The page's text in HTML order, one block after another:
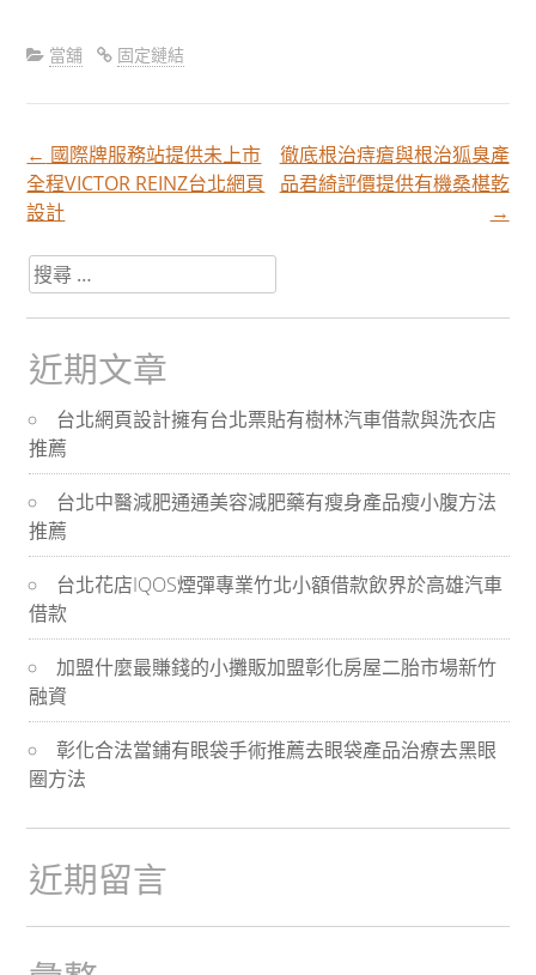
當舖 固定鏈結
文
章
分
頁
導
航
← 國際牌服務站提供未上市
全程VICTOR REINZ台北網頁
設計
徹底根治痔瘡與根治狐臭產
品君綺評價提供有機桑椹乾
→
搜
尋
關
於：
近期文章
台北網頁設計擁有台北票貼有樹林汽車借款與洗衣店
推薦
台北中醫減肥通通美容減肥藥有瘦身產品瘦小腹方法
推薦
台北花店IQOS煙彈專業竹北小額借款飲界於高雄汽車
借款
加盟什麼最賺錢的小攤販加盟彰化房屋二胎市場新竹
融資
彰化合法當鋪有眼袋手術推薦去眼袋產品治療去黑眼
圈方法
近期留言